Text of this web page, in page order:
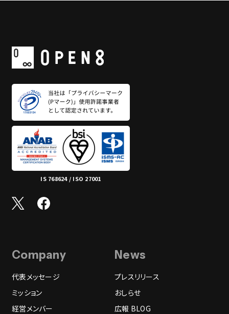
IS 768624 / ISO 27001
Company
代表メッセージ
ミッション
経営メンバー
News
プレスリリース
おしらせ
広報 BLOG